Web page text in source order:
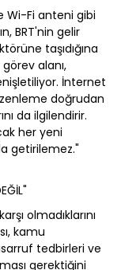
Wi-Fi anteni gibi
BRT'nin gelir
taşıdığına
alanı,
İnternet
doğrudan
da ilgilendirir.
her yeni
getirilemez."
olmadıklarını
kamu
tedbirleri ve
gerektiğini